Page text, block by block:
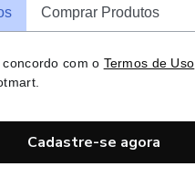
Comprar Produtos
com o Termos de Uso
Cadastre-se agora